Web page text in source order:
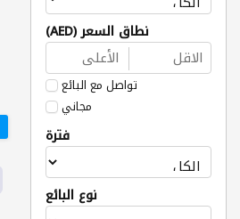
نطاق السعر (AED)
تواصل مع البائع
مجاني
فترة
نوع البائع